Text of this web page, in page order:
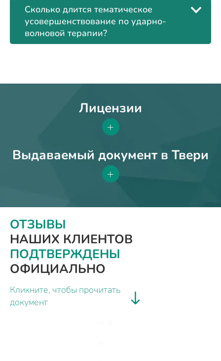
Сколько длится тематическое
усовершенствование по ударно-
волновой терапии?
Лицензии
+
Выдаваемый документ в Твери
+
ОТЗЫВЫ
НАШИХ КЛИЕНТОВ
ПОДТВЕРЖДЕНЫ
ОФИЦИАЛЬНО
Кликните, чтобы прочитать
документ